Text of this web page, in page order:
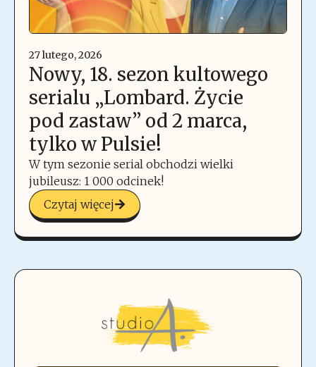
27 lutego, 2026
Nowy, 18. sezon kultowego
serialu „Lombard. Życie
pod zastaw” od 2 marca,
tylko w Pulsie!
W tym sezonie serial obchodzi wielki
jubileusz: 1 000 odcinek!
Czytaj więcej